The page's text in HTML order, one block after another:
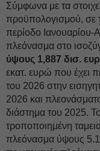
Σύμφωνα με τα
προϋπολογισμού, σε
περίοδο Ιανουαρίου-
πλεόνασμα στο
ύψους 1,887 δισ.
εκατ. ευρώ που έχει
του 2026 στην
2026 και
διάστημα του 2025.
τροποποιημένη
πλεόνασμα ύψους